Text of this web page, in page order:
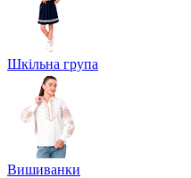
Шкільна група
Вишиванки